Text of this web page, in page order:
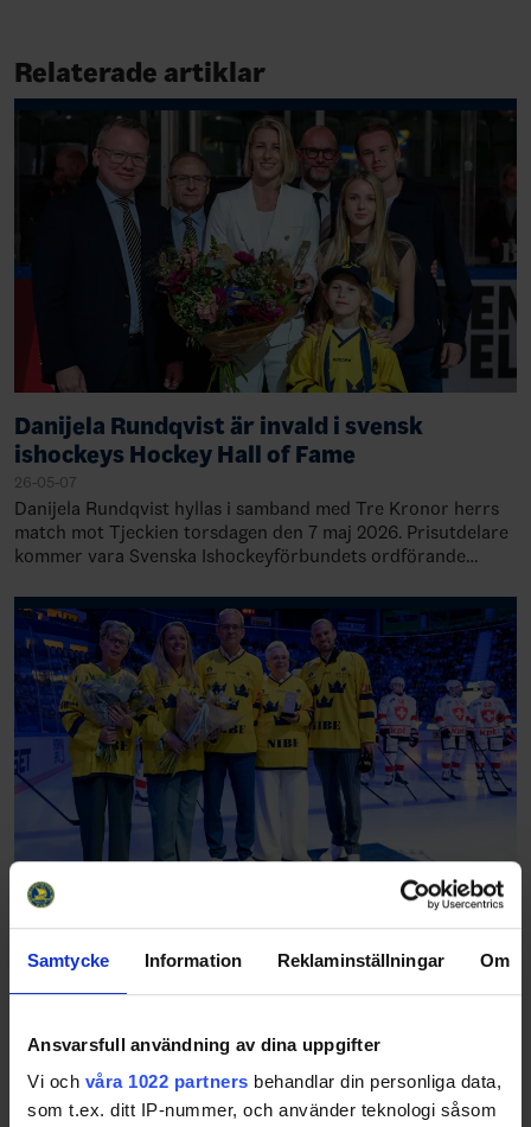
Samtycke Information Reklaminställningar Om
Ansvarsfull användning av dina uppgifter
Vi och våra 1022 partners behandlar din personliga data,
som t.ex. ditt IP-nummer, och använder teknologi såsom
Relaterade artiklar
Danijela Rundqvist är invald i svensk
ishockeys Hockey Hall of Fame
26-05-07
Danijela Rundqvist hyllas i samband med Tre Kronor herrs
match mot Tjeckien torsdagen den 7 maj 2026. Prisutdelare
kommer vara Svenska Ishockeyförbundets ordförande
Owe Jungåker är invald i svensk ishockeys
Hockey Hall of Fame
Prisutdelare kommer vara Invalskommittén Hockey Hall of
Fames ordförande Peter Forsberg och sekreterar…